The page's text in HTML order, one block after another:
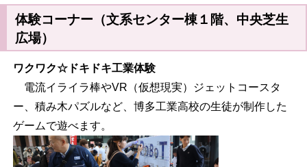
体験コーナー（文系センター棟１階、中央芝生
広場）
ワクワク☆ドキドキ工業体験
電流イライラ棒やVR（仮想現実）ジェットコースタ
ー、積み木パズルなど、博多工業高校の生徒が制作した
ゲームで遊べます。